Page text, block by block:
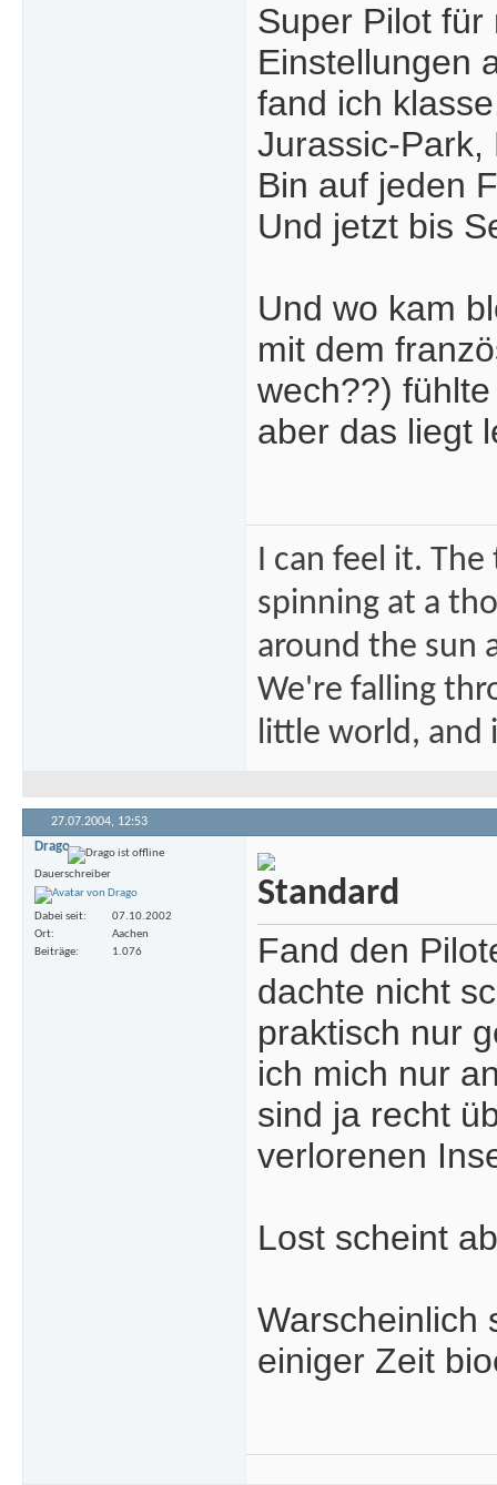
Super Pilot für
Einstellungen
fand ich
Jurassic-Park,
Bin auf jeden
Und jetzt bis
Und wo kam
mit dem
wech??)
aber das liegt
I can feel it.
spinning at a
around the sun
We're falling
little world, and
27.07.2004, 12:53
Drago
Dauerschreiber
Dabei seit
07.10.2002
Ort
Aachen
Beiträge
1.076
Fand den
dachte nicht
praktisch nur
ich mich nur
sind ja recht
verlorenen
Lost scheint
Warscheinlich
einiger Zeit